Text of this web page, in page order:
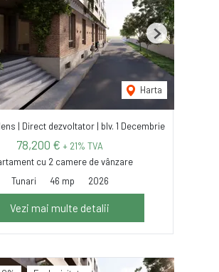
Harta
Next
| Direct dezvoltator | blv. 1 Decembrie
78,200 € + 21% TVA
cu 2 camere de vânzare
Tunari
46 mp 2026
Vezi mai multe detalii